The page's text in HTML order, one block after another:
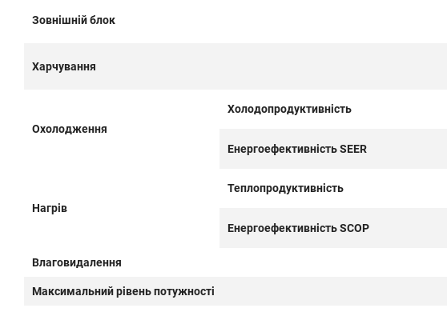
Зовнішній блок
Харчування
Охолодження
Холодопродуктивність
Енергоефективність SEER
Нагрів
Теплопродуктивність
Енергоефективність SCOP
Влаговидалення
Максимальний рівень потужності